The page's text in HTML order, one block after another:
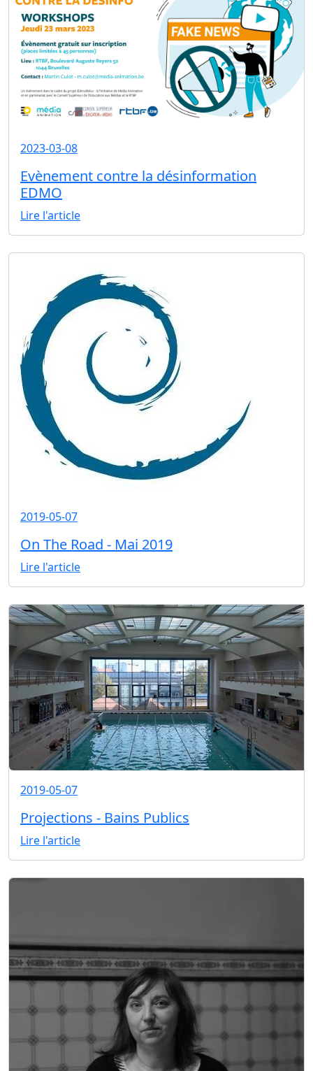
2023-03-08
Evènement contre la désinformation
EDMO
Lire l'article
2019-05-07
On The Road - Mai 2019
Lire l'article
2019-05-07
Projections - Bains Publics
Lire l'article